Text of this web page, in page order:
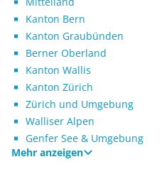
Kanton Bern
Kanton Graubünden
Berner Oberland
Kanton Wallis
Kanton Zürich
Zürich und Umgebung
Walliser Alpen
Genfer See & Umgebung
Mehr anzeigen